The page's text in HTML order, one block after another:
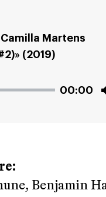
Martens
(2019)
00:00
Benjamin